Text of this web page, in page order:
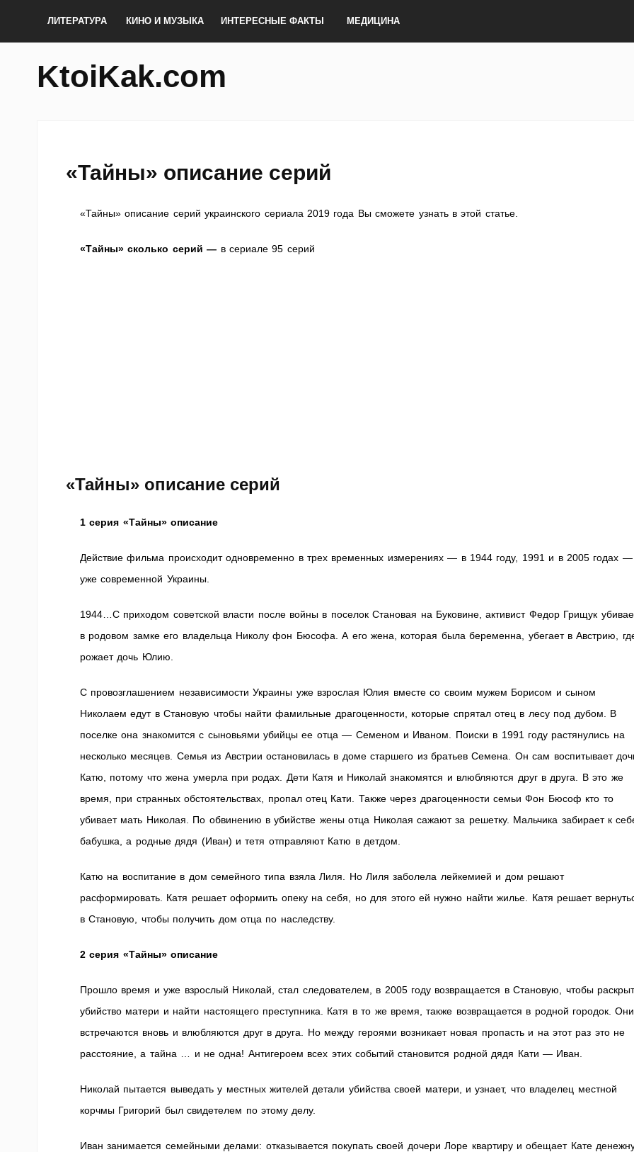
ЛИТЕРАТУРА КИНО И МУЗЫКА ИНТЕРЕСНЫЕ ФАКТЫ МЕДИЦИНА
KtoiKak.com
«Тайны» описание серий
«Тайны» описание серий украинского сериала 2019 года Вы сможете узнать в этой статье.
«Тайны» сколько серий — в сериале 95 серий
«Тайны» описание серий
1 серия «Тайны» описание
Действие фильма происходит одновременно в трех временных измерениях — в 1944 году, 1991 и в 2005 годах —
уже современной Украины.
1944…С приходом советской власти после войны в поселок Становая на Буковине, активист Федор Грищук
в родовом замке его владельца Николу фон Бюсофа. А его жена, которая была беременна, убегает в Австрию,
рожает дочь Юлию.
С провозглашением независимости Украины уже взрослая Юлия вместе со своим мужем Борисом и сыном
Николаем едут в Становую чтобы найти фамильные драгоценности, которые спрятал отец в лесу под дубом. В
поселке она знакомится с сыновьями убийцы ее отца — Семеном и Иваном. Поиски в 1991 году растянулись на
несколько месяцев. Семья из Австрии остановилась в доме старшего из братьев Семена. Он сам воспитывает
Катю, потому что жена умерла при родах. Дети Катя и Николай знакомятся и влюбляются друг в друга. В это же
время, при странных обстоятельствах, пропал отец Кати. Также через драгоценности семьи Фон Бюсоф кто то
убивает мать Николая. По обвинению в убийстве жены отца Николая сажают за решетку. Мальчика забирает к
бабушка, а родные дядя (Иван) и тетя отправляют Катю в детдом.
Катю на воспитание в дом семейного типа взяла Лиля. Но Лиля заболела лейкемией и дом решают
расформировать. Катя решает оформить опеку на себя, но для этого ей нужно найти жилье. Катя решает
в Становую, чтобы получить дом отца по наследству.
2 серия «Тайны» описание
Прошло время и уже взрослый Николай, стал следователем, в 2005 году возвращается в Становую, чтобы
убийство матери и найти настоящего преступника. Катя в то же время, также возвращается в родной городок. Они
встречаются вновь и влюбляются друг в друга. Но между героями возникает новая пропасть и на этот раз это не
расстояние, а тайна … и не одна! Антигероем всех этих событий становится родной дядя Кати — Иван.
Николай пытается выведать у местных жителей детали убийства своей матери, и узнает, что владелец местной
корчмы Григорий был свидетелем по этому делу.
Иван занимается семейными делами: отказывается покупать своей дочери Лоре квартиру и обещает Кате